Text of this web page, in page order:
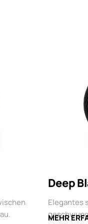
Deep
Elegantes
MEHR